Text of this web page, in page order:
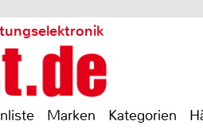
Marken Kategorien